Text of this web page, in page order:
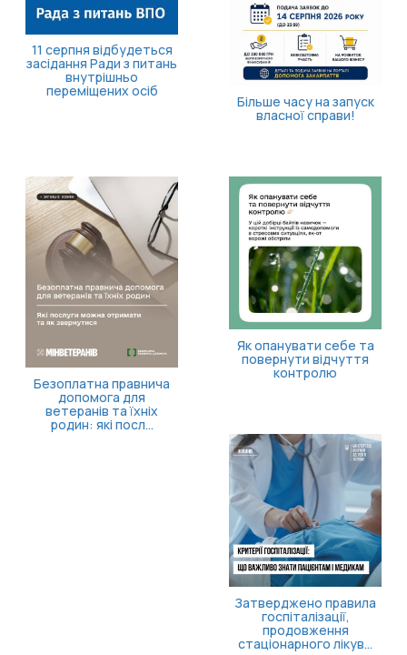
11 серпня відбудеться
засідання Ради з питань
внутрішньо
переміщених осіб
Більше часу на запуск
власної справи!
Безоплатна правнича
допомога для
ветеранів та їхніх
родин: які посл...
Як опанувати себе та
повернути відчуття
контролю
Затверджено правила
госпіталізації,
продовження
стаціонарного лікув...